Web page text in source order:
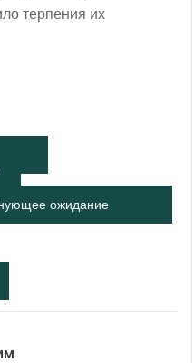
терпения их
ожидание